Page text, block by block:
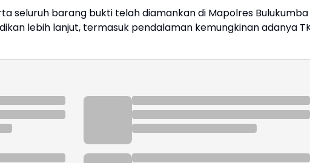
seluruh barang bukti telah diamankan di Mapolres Bulukumba
lebih lanjut, termasuk pendalaman kemungkinan adanya